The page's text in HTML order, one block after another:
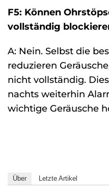
F5: Können
vollständig
A: Nein. Selbst die
reduzieren
nicht vollständig.
nachts weiterhin
wichtige Geräusche
Über Letzte Artikel